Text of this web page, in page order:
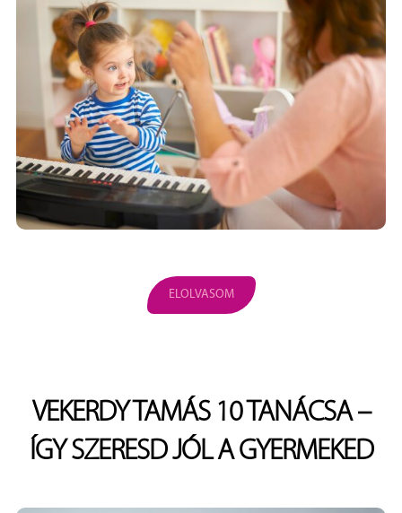
ELOLVASOM
VEKERDY TAMÁS 10 TANÁCSA –
ÍGY SZERESD JÓL A GYERMEKED